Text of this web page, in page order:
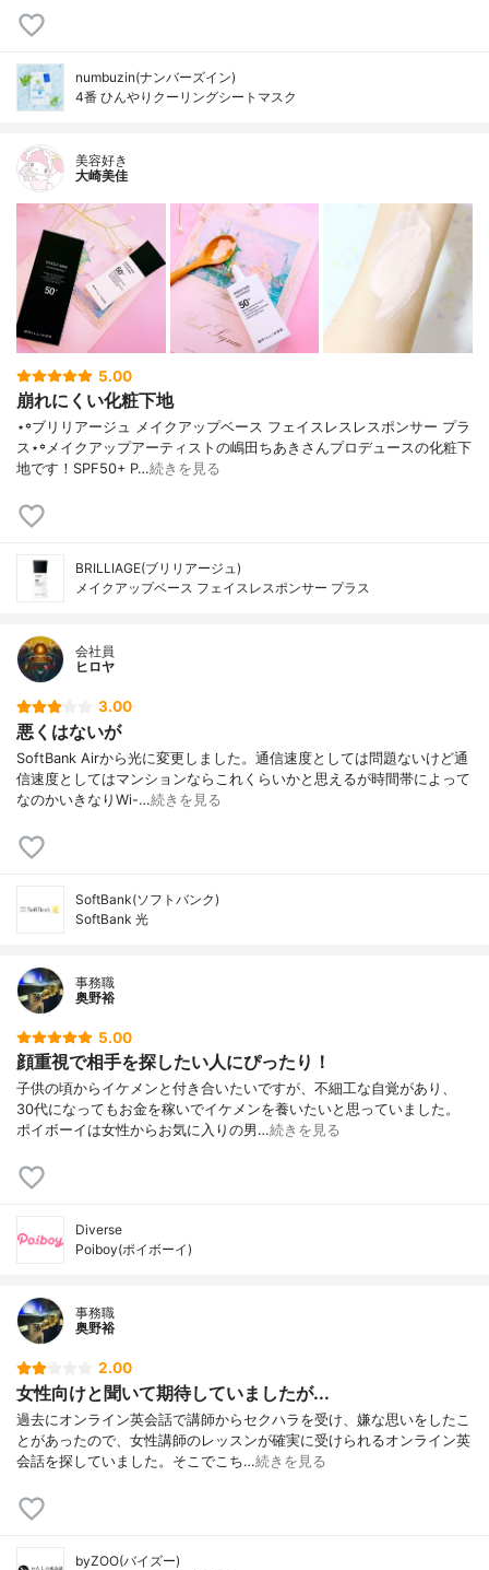
numbuzin(ナンバーズイン)
4番 ひんやりクーリングシートマスク
美容好き
大崎美佳
5.00
崩れにくい化粧下地
⋆꙳ブリリアージュ メイクアップベース フェイスレスレスポンサー プラ
ス⋆꙳メイクアップアーティストの嶋田ちあきさんプロデュースの化粧下
地です！SPF50+ P…続きを見る
BRILLIAGE(ブリリアージュ)
メイクアップベース フェイスレスポンサー プラス
会社員
ヒロヤ
3.00
悪くはないが
SoftBank Airから光に変更しました。通信速度としては問題ないけど通
信速度としてはマンションならこれくらいかと思えるが時間帯によって
なのかいきなりWi-…続きを見る
SoftBank(ソフトバンク)
SoftBank 光
事務職
奥野裕
5.00
顔重視で相手を探したい人にぴったり！
子供の頃からイケメンと付き合いたいですが、不細工な自覚があり、
30代になってもお金を稼いでイケメンを養いたいと思っていました。
ポイボーイは女性からお気に入りの男…続きを見る
Diverse
Poiboy(ポイボーイ)
事務職
奥野裕
2.00
女性向けと聞いて期待していましたが...
過去にオンライン英会話で講師からセクハラを受け、嫌な思いをしたこ
とがあったので、女性講師のレッスンが確実に受けられるオンライン英
会話を探していました。そこでこち…続きを見る
byZOO(バイズー)